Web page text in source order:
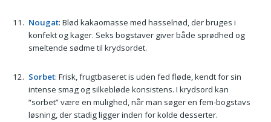
Nougat: Blød kakaomasse med hasselnød, der bruges i
konfekt og kager. Seks bogstaver giver både sprødhed og
smeltende sødme til krydsordet.
Sorbet: Frisk, frugtbaseret is uden fed fløde, kendt for sin
intense smag og silkebløde konsistens. I krydsord kan
“sorbet” være en mulighed, når man søger en fem-bogstavs
løsning, der stadig ligger inden for kolde desserter.